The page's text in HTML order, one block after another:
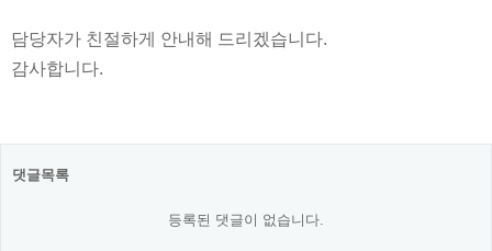
담당자가 친절하게 안내해 드리겠습니다.
감사합니다.
댓글목록
등록된 댓글이 없습니다.